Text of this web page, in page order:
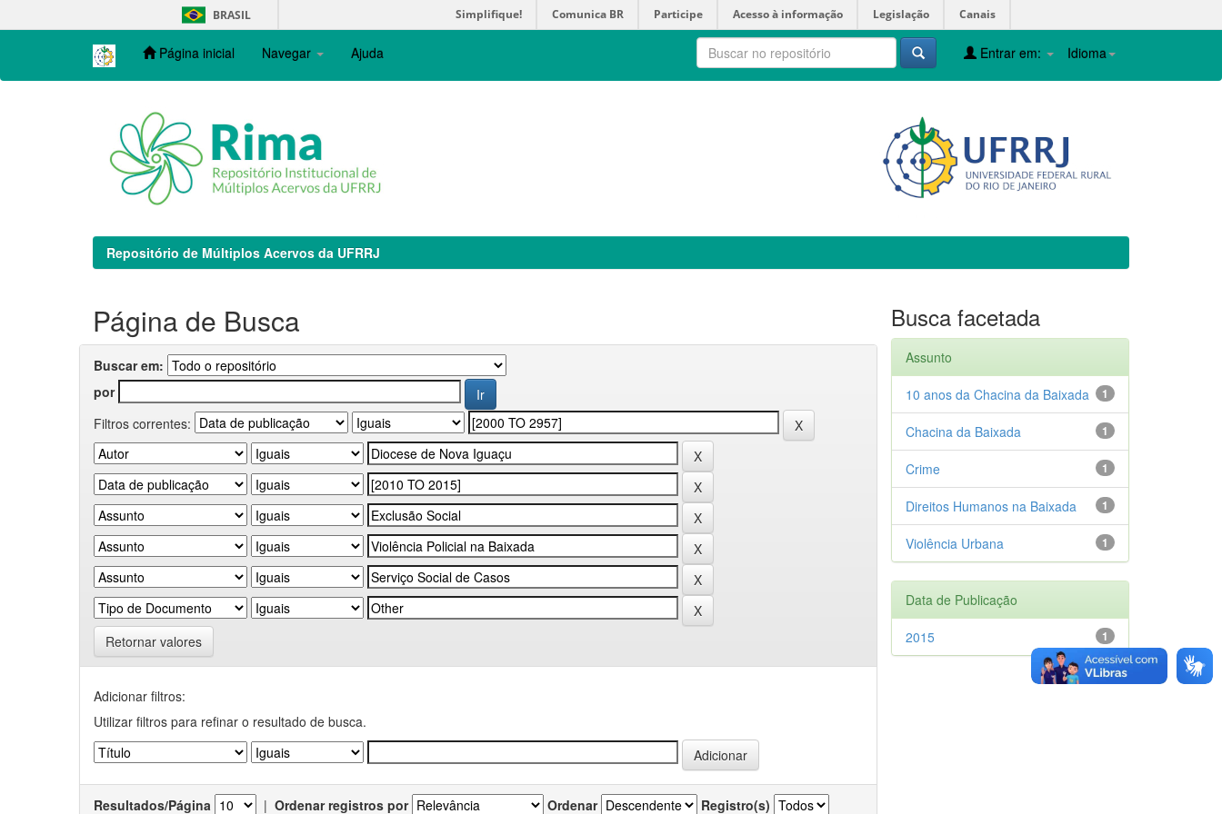
navigation
BRASIL Simplifique! Comunica BR Participe Acesso à informação Legislação Canais
Página inicial Navegar Ajuda Idioma
Entrar em:
Repositório de Múltiplos Acervos da UFRRJ
Página de Busca
Buscar em:
por
Filtros correntes:
Retornar valores
Adicionar filtros:
Utilizar filtros para refinar o resultado de busca.
Resultados/Página | Ordenar registros por Ordenar Registro(s)
Busca facetada
Assunto
1
10 anos da Chacina da Baixada
1
Chacina da Baixada
1
Crime
1
Direitos Humanos na Baixada
1
Violência Urbana
Data de Publicação
1
2015